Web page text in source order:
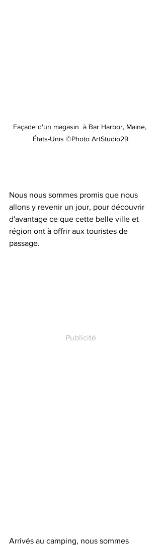
Façade d'un magasin  à Bar Harbor, Maine,
États-Unis ©Photo ArtStudio29
Nous nous sommes promis que nous
allons y revenir un jour, pour découvrir
d'avantage ce que cette belle ville et
région ont à offrir aux touristes de
passage.
Publicité
Arrivés au camping, nous sommes